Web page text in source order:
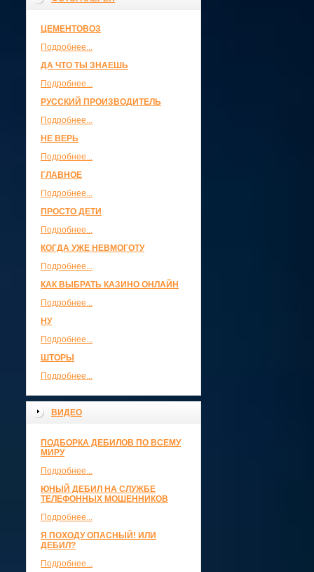
ЦЕМЕНТОВОЗ
Подробнее...
ДА ЧТО ТЫ ЗНАЕШЬ
Подробнее...
РУССКИЙ ПРОИЗВОДИТЕЛЬ
Подробнее...
НЕ ВЕРЬ
Подробнее...
ГЛАВНОЕ
Подробнее...
ПРОСТО ДЕТИ
Подробнее...
КОГДА УЖЕ НЕВМОГОТУ
Подробнее...
КАК ВЫБРАТЬ КАЗИНО ОНЛАЙН
Подробнее...
НУ
Подробнее...
ШТОРЫ
Подробнее...
ВИДЕО
ПОДБОРКА ДЕБИЛОВ ПО ВСЕМУ
МИРУ
Подробнее...
ЮНЫЙ ДЕБИЛ НА СЛУЖБЕ
ТЕЛЕФОННЫХ МОШЕННИКОВ
Подробнее...
Я ПОХОДУ ОПАСНЫЙ! ИЛИ
ДЕБИЛ?
Подробнее...